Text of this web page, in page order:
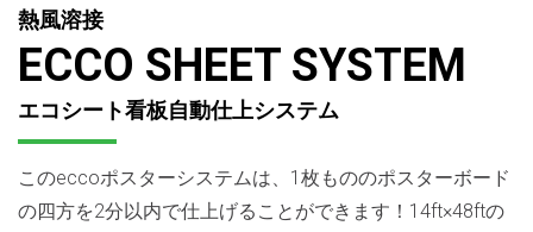
熱風溶接
ECCO SHEET SYSTEM
エコシート看板自動仕上システム
このeccoポスターシステムは、1枚もののポスターボード
の四方を2分以内で仕上げることができます！14ft×48ftの